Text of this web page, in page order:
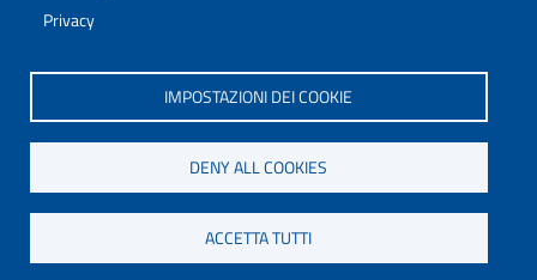
Privacy
IMPOSTAZIONI DEI COOKIE
DENY ALL COOKIES
ACCETTA TUTTI